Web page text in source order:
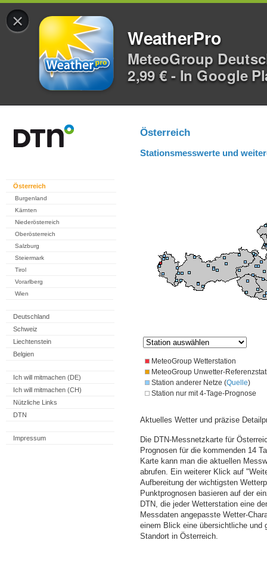
×
WeatherPro
MeteoGroup
2,99 € - In Google
Österreich
Burgenland
Kärnten
Niederösterreich
Oberösterreich
Salzburg
Steiermark
Tirol
Vorarlberg
Wien
Deutschland
Schweiz
Liechtenstein
Belgien
Ich will mitmachen (DE)
Ich will mitmachen (CH)
Nützliche Links
DTN
Impressum
Österreich
Stationsmesswerte und
MeteoGroup Wetterstation
MeteoGroup Unwetter-
Station anderer Netze (Quelle)
Station nur mit 4-Tage-Prognose
Aktuelles Wetter und präzise
Die DTN-Messnetzkarte für
Prognosen für die kommenden 14
Karte kann man die aktuellen
abrufen. Ein weiterer Klick auf
Aufbereitung der wichtigsten
Punktprognosen basieren auf der
DTN, die jeder Wetterstation eine
Messdaten angepasste Wetter-
einem Blick eine übersichtliche und
Standort in Österreich.